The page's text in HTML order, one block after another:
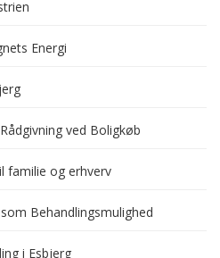
Energi
ved Boligkøb
familie og erhverv
Behandlingsmulighed
i Esbjerg